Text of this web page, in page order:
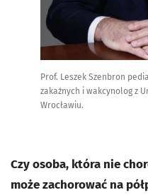
Prof. Leszek Szenbron
zakaźnych i wakcynolog z
Wrocławiu.
Czy osoba, która nie
może zachorować na